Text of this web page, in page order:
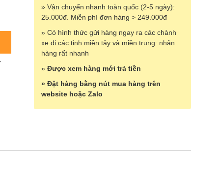
» Vận chuyển nhanh toàn quốc (2-5 ngày):
25.000đ. Miễn phí đơn hàng > 249.000đ
» Có hình thức gửi hàng ngay ra các chành
xe đi các tỉnh miền tây và miền trung: nhận
hàng rất nhanh
» Được xem hàng mới trả tiền
» Đặt hàng bằng nút mua hàng trên
website hoặc Zalo